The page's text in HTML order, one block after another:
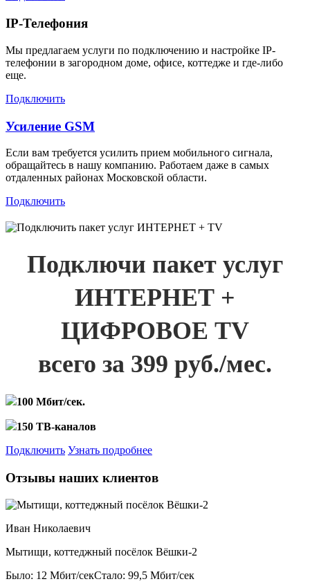
IP-Телефония
Мы предлагаем услуги по подключению и настройке IP-
телефонии в загородном доме, офисе, коттедже и где-либо
еще.
Подключить
Усиление GSM
Если вам требуется усилить прием мобильного сигнала,
обращайтесь в нашу компанию. Работаем даже в самых
отдаленных районах Московской области.
Подключить
Подключи пакет услуг
ИНТЕРНЕТ +
ЦИФРОВОЕ TV
всего за 399 руб./мес.
100 Мбит/сек.
150 ТВ-каналов
Подключить Узнать подробнее
Отзывы наших клиентов
Иван Николаевич
Мытищи, коттеджный посёлок Вёшки-2
Было: 12 Мбит/секСтало: 99,5 Мбит/сек